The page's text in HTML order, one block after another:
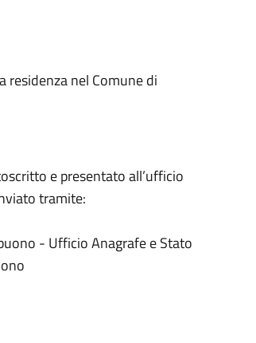
residenza nel Comune di
e presentato all’ufficio
tramite:
- Ufficio Anagrafe e Stato